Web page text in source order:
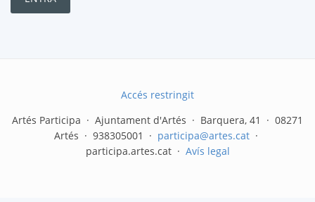
Accés restringit
Artés Participa · Ajuntament d'Artés · Barquera, 41 · 08271
Artés · 938305001 · participa@artes.cat ·
participa.artes.cat · Avís legal